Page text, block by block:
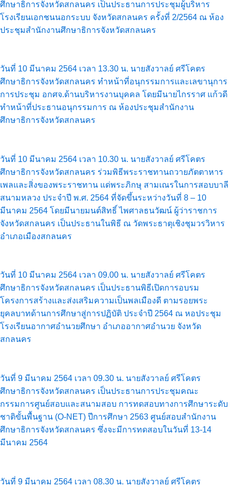
ศึกษาธิการจังหวัดสกลนคร เป็นประธานการประชุมผู้บริหาร
โรงเรียนเอกชนนอกระบบ จังหวัดสกลนคร ครั้งที่ 2/2564 ณ ห้อง
ประชุมสำนักงานศึกษาธิการจังหวัดสกลนคร
วันที่ 10 มีนาคม 2564 เวลา 13.30 น. นายสังวาลย์ ศรีโคตร
ศึกษาธิการจังหวัดสกลนคร ทำหน้าที่อนุกรรมการและเลขานุการ
การประชุม อกศจ.ด้านบริหารงานบุคคล โดยมีนายไกรราศ แก้วดี
ทำหน้าที่ประธานอนุกรรมการ ณ ห้องประชุมสำนักงาน
ศึกษาธิการจังหวัดสกลนคร
วันที่ 10 มีนาคม 2564 เวลา 10.30 น. นายสังวาลย์ ศรีโคตร
ศึกษาธิการจังหวัดสกลนคร ร่วมพิธีพระราชทานถวายภัตตาหาร
เพลและสิ่งของพระราชทาน แด่พระภิกษุ สามเณรในการสอบบาลี
สนามหลวง ประจำปี พ.ศ. 2564 ที่จัดขึ้นระหว่างวันที่ 8 – 10
มีนาคม 2564 โดยมีนายมนต์สิทธิ์ ไพศาลธนวัฒน์ ผู้ว่าราชการ
จังหวัดสกลนคร เป็นประธานในพิธี ณ วัดพระธาตุเชิงชุมวรวิหาร
อำเภอเมืองสกลนคร
วันที่ 10 มีนาคม 2564 เวลา 09.00 น. นายสังวาลย์ ศรีโคตร
ศึกษาธิการจังหวัดสกลนคร เป็นประธานพิธีเปิดการอบรม
โครงการสร้างและส่งเสริมความเป็นพลเมืองดี ตามรอยพระ
ยุคลบาทด้านการศึกษาสู่การปฏิบัติ ประจำปี 2564 ณ หอประชุม
โรงเรียนอากาศอำนวยศึกษา อำเภออากาศอำนวย จังหวัด
สกลนคร
วันที่ 9 มีนาคม 2564 เวลา 09.30 น. นายสังวาลย์ ศรีโคตร
ศึกษาธิการจังหวัดสกลนคร เป็นประธานการประชุมคณะ
กรรมการศูนย์สอบและสนามสอบ การทดสอบทางการศึกษาระดับ
ชาติขั้นพื้นฐาน (O-NET) ปีการศึกษา 2563 ศูนย์สอบสำนักงาน
ศึกษาธิการจังหวัดสกลนคร ซึ่งจะมีการทดสอบในวันที่ 13-14
มีนาคม 2564
วันที่ 9 มีนาคม 2564 เวลา 08.30 น. นายสังวาลย์ ศรีโคตร